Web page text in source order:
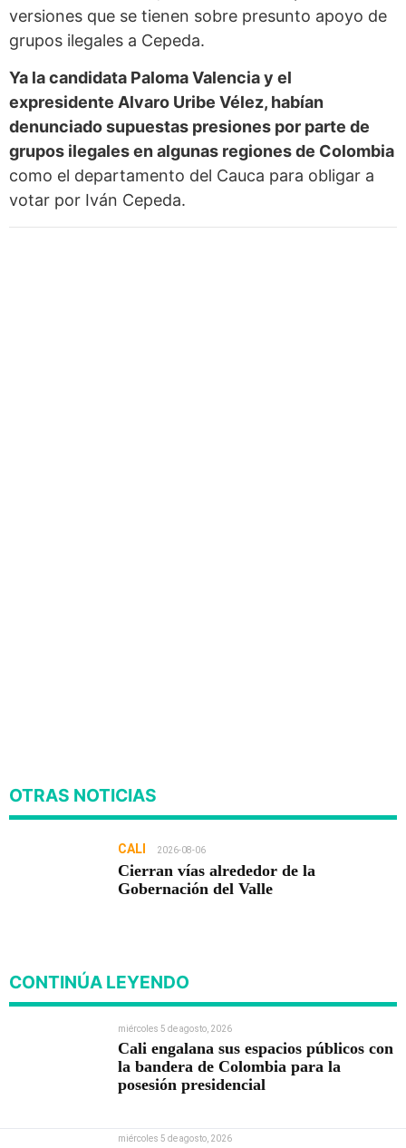
versiones que se tienen sobre presunto apoyo de
grupos ilegales a Cepeda.
Ya la candidata Paloma Valencia y el
expresidente Alvaro Uribe Vélez, habían
denunciado supuestas presiones por parte de
grupos ilegales en algunas regiones de Colombia
como el departamento del Cauca para obligar a
votar por Iván Cepeda.
OTRAS NOTICIAS
CALI 2026-08-06
Cierran vías alrededor de la
Gobernación del Valle
CONTINÚA LEYENDO
miércoles 5 de agosto, 2026
Cali engalana sus espacios públicos con
la bandera de Colombia para la
posesión presidencial
miércoles 5 de agosto, 2026